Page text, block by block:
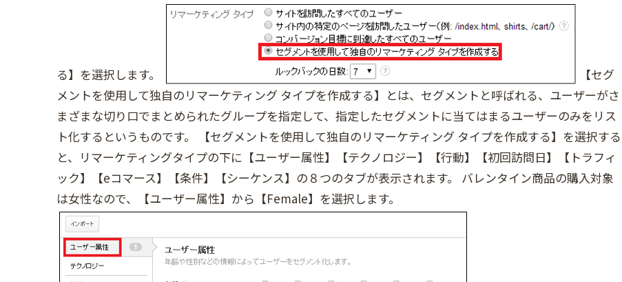
る】を選択します。
【セグ
メントを使用して独自のリマーケティング タイプを作成する】とは、セグメントと呼ばれる、ユーザーがさ
まざまな切り口でまとめられたグループを指定して、指定したセグメントに当てはまるユーザーのみをリス
ト化するというものです。 【セグメントを使用して独自のリマーケティング タイプを作成する】を選択する
と、リマーケティングタイプの下に【ユーザー属性】【テクノロジー】【行動】【初回訪問日】【トラフィ
ック】【eコマース】【条件】【シーケンス】の８つのタブが表示されます。 バレンタイン商品の購入対象
は女性なので、【ユーザー属性】から【Female】を選択します。